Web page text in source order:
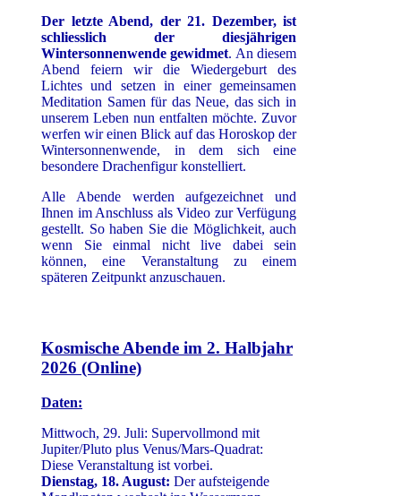
Der letzte Abend, der 21. Dezember, ist
schliesslich der diesjährigen
Wintersonnenwende gewidmet. An diesem
Abend feiern wir die Wiedergeburt des
Lichtes und setzen in einer gemeinsamen
Meditation Samen für das Neue, das sich in
unserem Leben nun entfalten möchte. Zuvor
werfen wir einen Blick auf das Horoskop der
Wintersonnenwende, in dem sich eine
besondere Drachenfigur konstelliert.
Alle Abende werden aufgezeichnet und
Ihnen im Anschluss als Video zur Verfügung
gestellt. So haben Sie die Möglichkeit, auch
wenn Sie einmal nicht live dabei sein
können, eine Veranstaltung zu einem
späteren Zeitpunkt anzuschauen.
Kosmische Abende im 2. Halbjahr
2026 (Online)
Daten:
Mittwoch, 29. Juli: Supervollmond mit
Jupiter/Pluto plus Venus/Mars-Quadrat:
Diese Veranstaltung ist vorbei.
Dienstag, 18. August: Der aufsteigende